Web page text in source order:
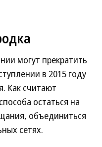
могут прекратить
в 2015 году
Как считают
остаться на
объединиться
сетях.